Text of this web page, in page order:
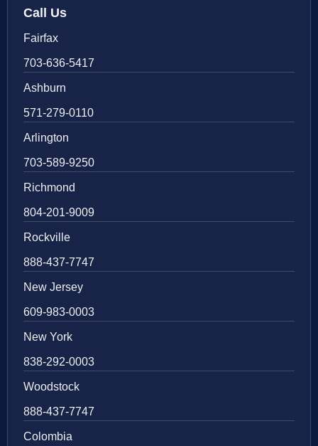
Call Us
Fairfax
703-636-5417
Ashburn
571-279-0110
Arlington
703-589-9250
Richmond
804-201-9009
Rockville
888-437-7747
New Jersey
609-983-0003
New York
838-292-0003
Woodstock
888-437-7747
Colombia